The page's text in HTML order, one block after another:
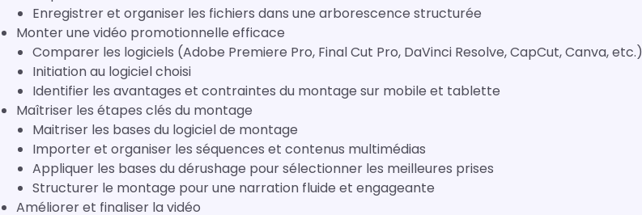
Enregistrer et organiser les fichiers dans une arborescence structurée
Monter une vidéo promotionnelle efficace
Comparer les logiciels (Adobe Premiere Pro, Final Cut Pro, DaVinci Resolve, CapCut, Canva, etc.)
Initiation au logiciel choisi
Identifier les avantages et contraintes du montage sur mobile et tablette
Maîtriser les étapes clés du montage
Maitriser les bases du logiciel de montage
Importer et organiser les séquences et contenus multimédias
Appliquer les bases du dérushage pour sélectionner les meilleures prises
Structurer le montage pour une narration fluide et engageante
Améliorer et finaliser la vidéo